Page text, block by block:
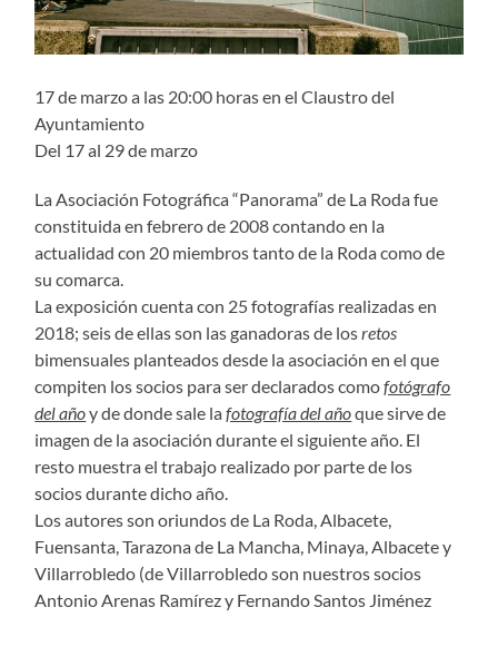
17 de marzo a las 20:00 horas en el Claustro del
Ayuntamiento
Del 17 al 29 de marzo
La Asociación Fotográfica “Panorama” de La Roda fue
constituida en febrero de 2008 contando en la
actualidad con 20 miembros tanto de la Roda como de
su comarca.
La exposición cuenta con 25 fotografías realizadas en
2018; seis de ellas son las ganadoras de losretos
bimensuales planteados desde la asociación en el que
compiten los socios para ser declarados comofotógrafo
del añoy de donde sale lafotografía del añoque sirve de
imagen de la asociación durante el siguiente año. El
resto muestra el trabajo realizado por parte de los
socios durante dicho año.
Los autores son oriundos de La Roda, Albacete,
Fuensanta, Tarazona de La Mancha, Minaya, Albacete y
Villarrobledo (de Villarrobledo son nuestros socios
Antonio Arenas Ramírez y Fernando Santos Jiménez